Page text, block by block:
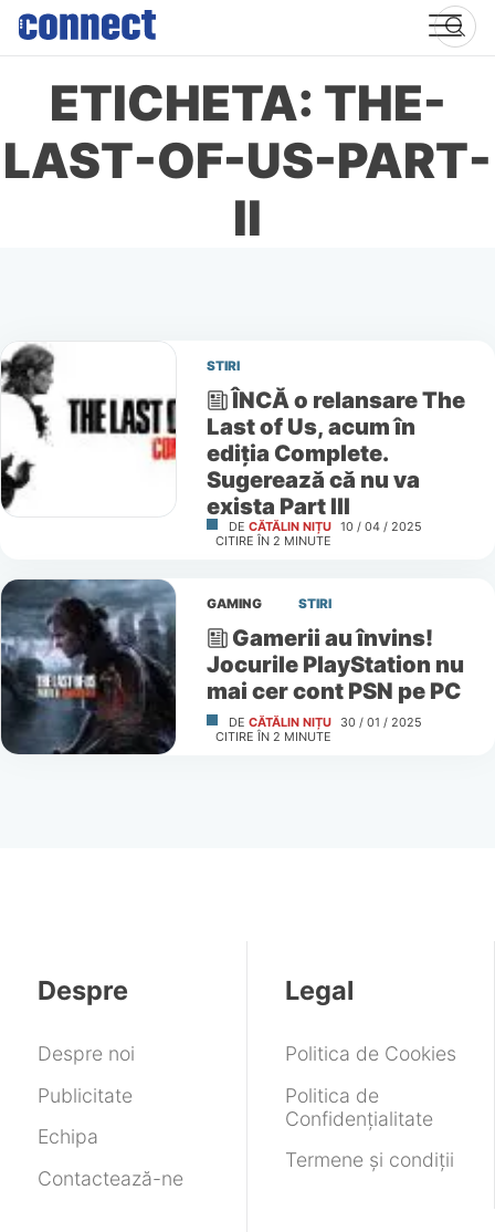
Skip
content
ETICHETA: THE-
LAST-OF-US-PART-
II
STIRI
ÎNCĂ o relansare The
Last of Us, acum în
ediția Complete.
Sugerează că nu va
exista Part III
DE CĂTĂLIN NIȚU 10 / 04 / 2025
CITIRE ÎN 2 MINUTE
GAMING STIRI
Gamerii au învins!
Jocurile PlayStation nu
mai cer cont PSN pe PC
DE CĂTĂLIN NIȚU
30 / 01 / 2025
CITIRE ÎN 2 MINUTE
Despre
Despre noi
Publicitate
Echipa
Contactează-ne
Legal
Politica de Cookies
Politica de
Confidențialitate
Termene și condiții